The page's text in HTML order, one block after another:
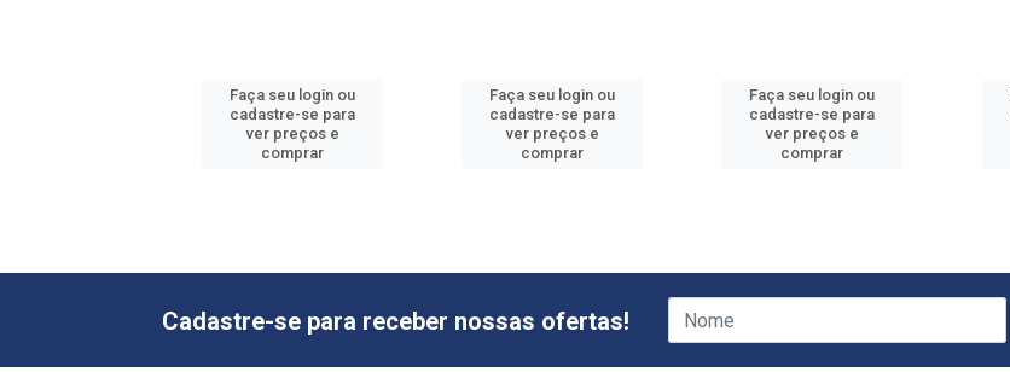
Faça seu login ou
cadastre-se para
ver preços e
comprar
Faça seu login ou
cadastre-se para
ver preços e
comprar
Faça seu login ou
cadastre-se para
ver preços e
comprar
Cadastre-se para receber nossas ofertas!